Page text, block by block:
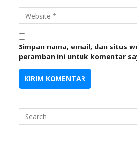
URL
Simpan nama, email, dan situs
peramban ini untuk komentar
Search